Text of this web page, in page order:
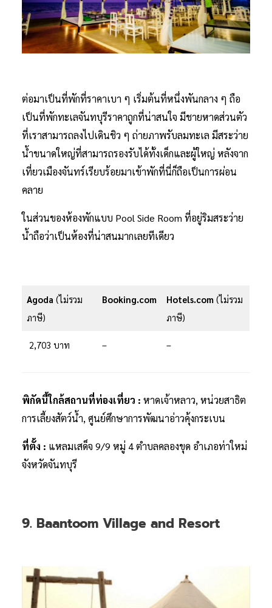
ต่อมาเป็นที่พักที่ราคาเบา ๆ เริ่มต้นที่หนึ่งพันกลาง ๆ ถือ
เป็นที่พักทะเลจันทบุรีราคาถูกที่น่าสนใจ มีชายหาดส่วนตัว
ที่เราสามารถลงไปเดินชิว ๆ ถ่ายภาพรับลมทะเล มีสระว่าย
น้ำขนาดใหญ่ที่สามารถรองรับได้ทั้งเด็กและผู้ใหญ่ หลังจาก
เที่ยวเมืองจันทร์เรียบร้อยมาเข้าพักที่นี่ก็ถือเป็นการผ่อน
คลาย
ในส่วนของห้องพักแบบ Pool Side Room ที่อยู่ริมสระว่าย
น้ำถือว่าเป็นห้องที่น่าสนมากเลยทีเดียว
Agoda (ไม่รวม
ภาษี)
Booking.com Hotels.com (ไม่รวม
ภาษี)
2,703 บาท – –
พิกัดนี้ใกล้สถานที่ท่องเที่ยว : หาดเจ้าหลาว, หน่วยสาธิต
การเลี้ยงสัตว์น้ำ, ศูนย์ศึกษาการพัฒนาอ่าวคุ้งกระเบน
ที่ตั้ง : แหลมเสด็จ 9/9 หมู่ 4 ตำบลคลองขุด อำเภอท่าใหม่
จังหวัดจันทบุรี
9. Baantoom Village and Resort